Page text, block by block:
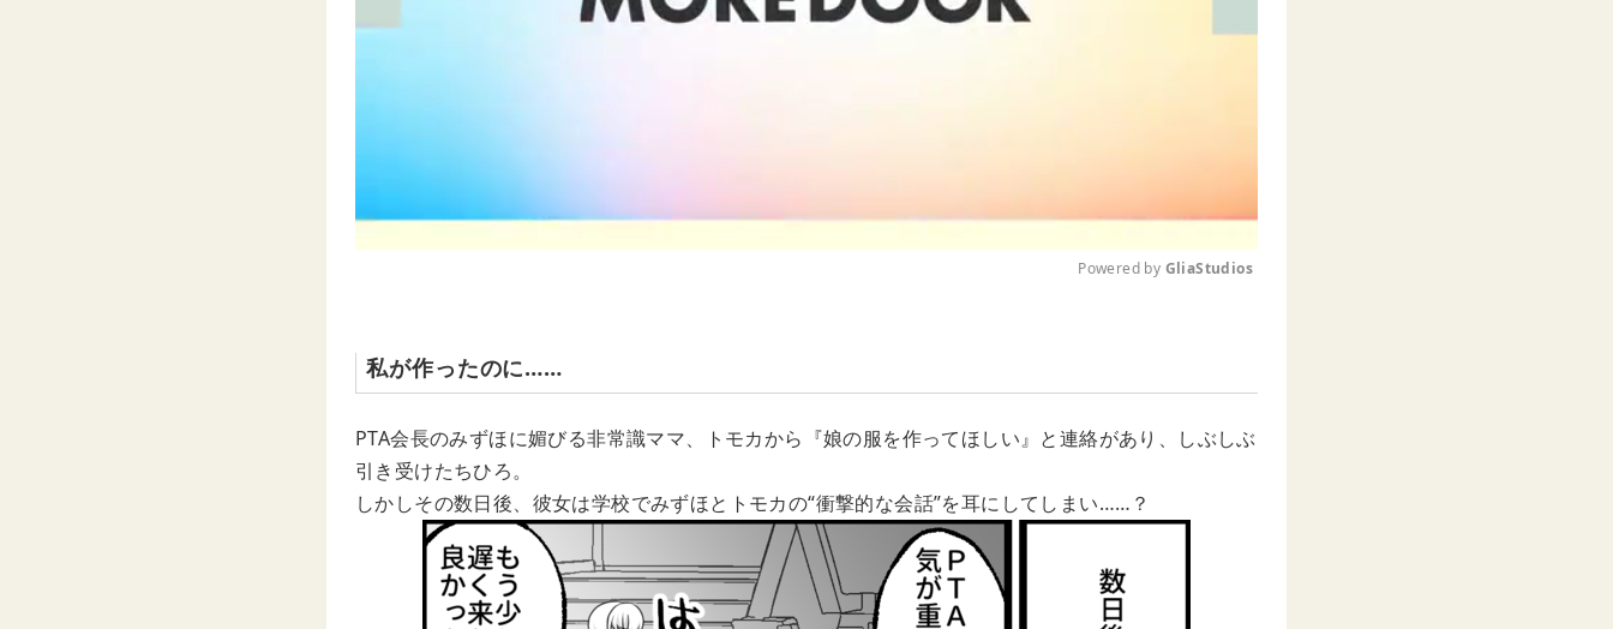
t
e
Powered by GliaStudios
私が作ったのに……
PTA会長のみずほに媚びる非常識ママ、トモカから『娘の服を作ってほしい』と連絡があり、しぶしぶ
引き受けたちひろ。
しかしその数日後、彼女は学校でみずほとトモカの“衝撃的な会話”を耳にしてしまい……？